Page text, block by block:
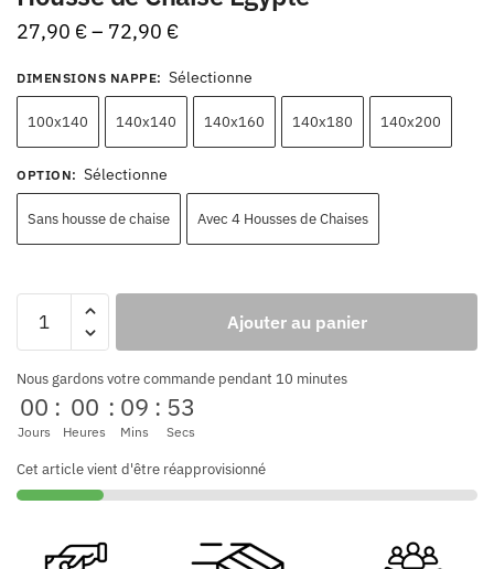
27,90 €– 72,90 €
DIMENSIONS NAPPE: Sélectionne
100x140 140x140 140x160 140x180 140x200
OPTION: Sélectionne
Sans housse de chaise Avec 4 Housses de Chaises
Ajouter au panier
Nous gardons votre commande pendant 10 minutes
00
Jours
: 00
Heures
: 09
Mins
: 53
Secs
Cet article vient d'être réapprovisionné